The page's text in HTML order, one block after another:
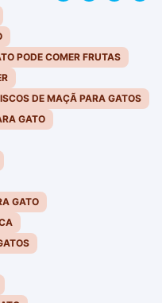
PODE COMER FRUTAS
DE MAÇÃ PARA GATOS
GATO
GATO